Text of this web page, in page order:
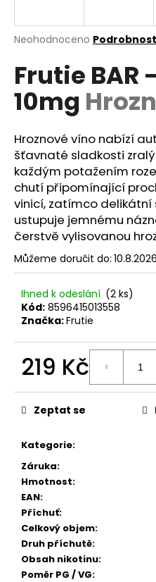
Průměrné
produktu
je
0,0
hvězdiček.
Neohodnoceno
Frutie BAR
10mg
Hroznové víno nabízí
šťavnaté sladkosti
každým potažením
chutí připomínající
vinicí, zatímco
ustupuje jemnému
čerstvě vylisovanou
Můžeme doručit do: 10.8.2026
Ihned k odeslání (2 ks)
Kód: 8596415013558
Značka:Frutie
219 Kč
cena:
Kategorie:
Záruka:
Hmotnost:
EAN:
Příchuť:
Celkový objem:
Druh příchutě:
Obsah nikotinu:
Poměr PG / VG:
Zeptat se
j
t
?
D
o
p
o
u
č
j
m
e
BAR
600
20MG
WATERMELON
(VODNÍ
MELOUN)
195
Kč